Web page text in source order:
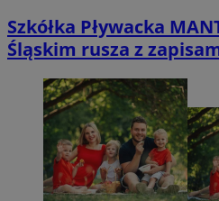
Szkółka Pływacka
Śląskim rusza z